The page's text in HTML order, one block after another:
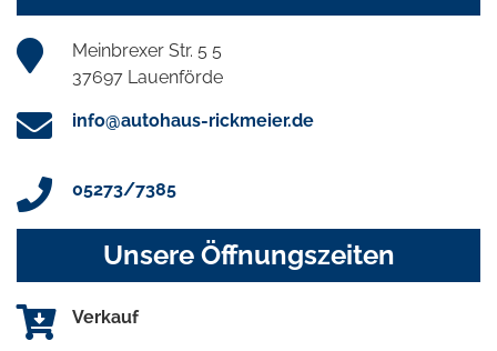
Meinbrexer Str. 5 5
37697 Lauenförde
info@autohaus-rickmeier.de
05273/7385
Unsere Öffnungszeiten
Verkauf